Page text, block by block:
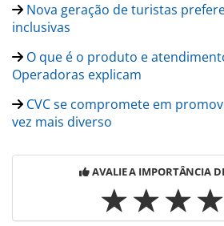
Nova geração de turistas
inclusivas
O que é o produto e
Operadoras explicam
CVC se compromete em
vez mais diverso
AVALIE A IMPORTÂNCIA